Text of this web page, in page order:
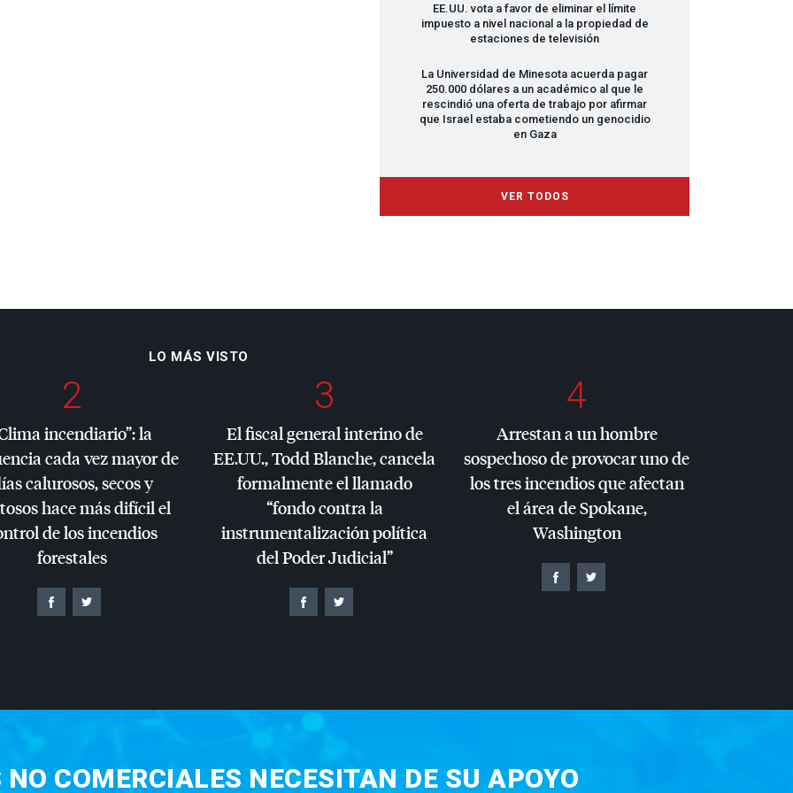
EE.UU. vota a favor de eliminar el límite
impuesto a nivel nacional a la propiedad de
estaciones de televisión
La Universidad de Minesota acuerda pagar
250.000 dólares a un académico al que le
rescindió una oferta de trabajo por afirmar
que Israel estaba cometiendo un genocidio
en Gaza
VER TODOS
LO MÁS VISTO
2
incendiario”: la
cada vez mayor de
calurosos, secos y
hace más difícil el
de los incendios
forestales
3
El fiscal general interino de
EE.UU., Todd Blanche, cancela
formalmente el llamado
“fondo contra la
instrumentalización política
del Poder Judicial”
4
Arrestan a un hombre
sospechoso de provocar uno de
los tres incendios que afectan
el área de Spokane,
Washington
COMERCIALES NECESITAN DE SU APOYO